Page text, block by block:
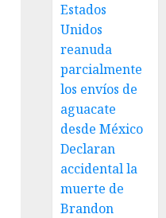
Estados
Unidos
reanuda
parcialmente
los envíos de
aguacate
desde México
Declaran
accidental la
muerte de
Brandon